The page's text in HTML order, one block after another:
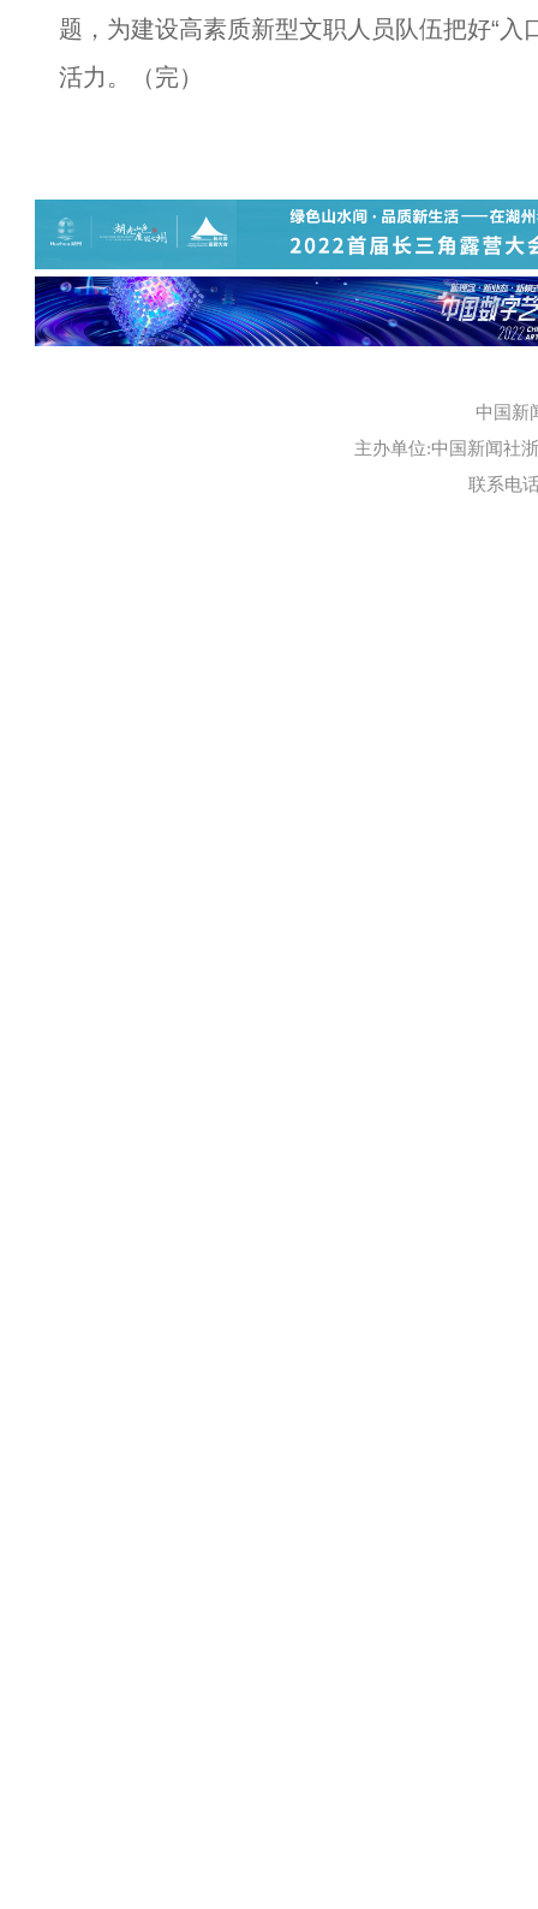
题，为建设高素质新型文职人员队伍把好“入
活力。（完）
中国新
主办单位:中国新闻社
联系电